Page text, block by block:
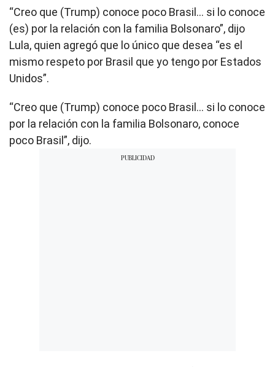
“Creo que (Trump) conoce poco Brasil... si lo conoce
(es) por la relación con la familia Bolsonaro”, dijo
Lula, quien agregó que lo único que desea “es el
mismo respeto por Brasil que yo tengo por Estados
Unidos”.
“Creo que (Trump) conoce poco Brasil... si lo conoce
por la relación con la familia Bolsonaro, conoce
poco Brasil”, dijo.